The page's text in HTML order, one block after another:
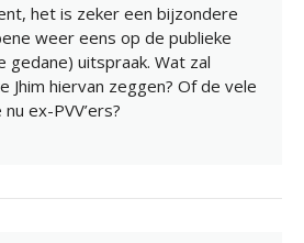
het is zeker een bijzondere
weer eens op de publieke
gedane) uitspraak. Wat zal
Jhim hiervan zeggen? Of de vele
ex-PVV’ers?